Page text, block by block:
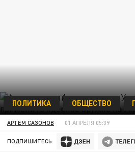
ПОЛИТИКА ОБЩЕСТВО
АРТЁМ САЗОНОВ 01 АПРЕЛЯ 05:39
ПОДПИШИТЕСЬ: